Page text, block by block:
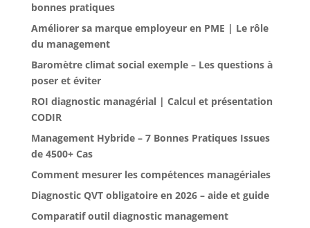
bonnes pratiques
Améliorer sa marque employeur en PME | Le rôle
du management
Baromètre climat social exemple – Les questions à
poser et éviter
ROI diagnostic managérial | Calcul et présentation
CODIR
Management Hybride – 7 Bonnes Pratiques Issues
de 4500+ Cas
Comment mesurer les compétences managériales
Diagnostic QVT obligatoire en 2026 – aide et guide
Comparatif outil diagnostic management